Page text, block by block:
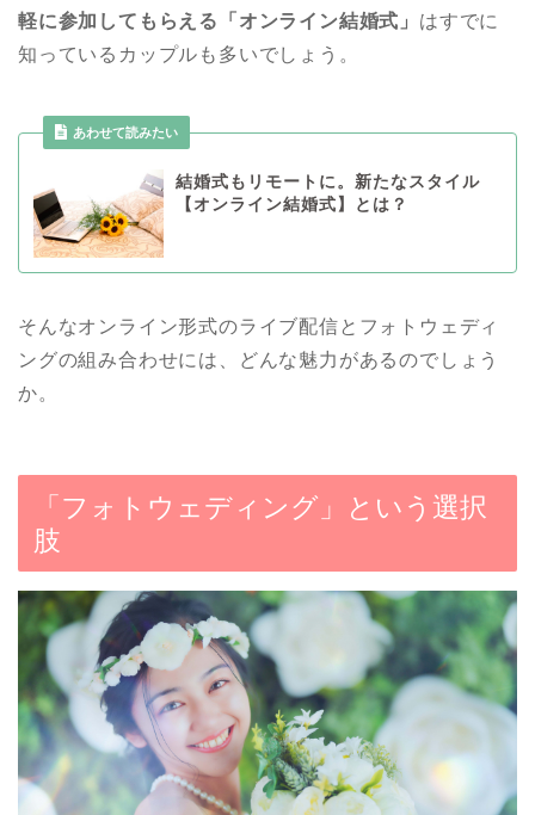
軽に参加してもらえる「オンライン結婚式」 はすでに
知っているカップルも多いでしょう。
あわせて読みたい
結婚式もリモートに。新たなスタイル
【オンライン結婚式】とは？
そんなオンライン形式のライブ配信とフォトウェディ
ングの組み合わせには、どんな魅力があるのでしょう
か。
「フォトウェディング」という選択
肢